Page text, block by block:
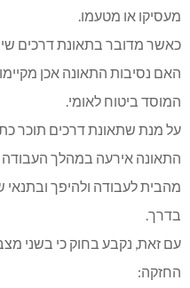
מעסיקו או מטעמו.
כאשר מדובר בתאונת דרכים
האם נסיבות התאונה אכן
המוסד ביטוח לאומי.
על מנת שתאונת דרכים תוכר
התאונה אירעה במהלך העבודה
מהבית לעבודה ולהיפך
בדרך.
עם זאת, נקבע בחוק כי בשני
החזקה: